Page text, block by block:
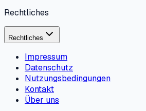
Rechtliches
Rechtliches
Impressum
Datenschutz
Nutzungsbedingungen
Kontakt
Über uns